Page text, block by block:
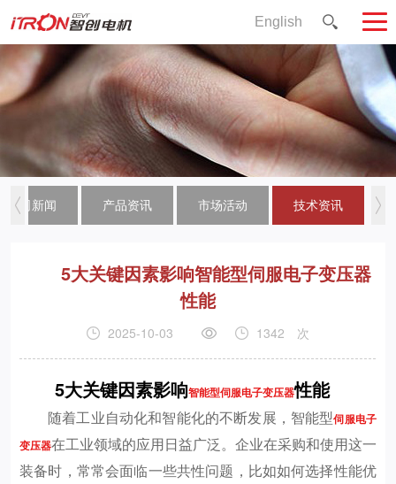
English
公司新闻 产品资讯 市场活动 技术资讯
5大关键因素影响智能型伺服电子变压器
性能
2025-10-03 1342 次
5大关键因素影响智能型伺服电子变压器性能
随着工业自动化和智能化的不断发展，智能型伺服电子
变压器在工业领域的应用日益广泛。企业在采购和使用这一
装备时，常常会面临一些共性问题，比如如何选择性能优